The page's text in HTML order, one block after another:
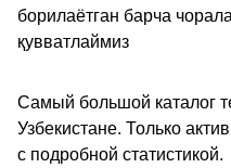
борилаётган барча
қувватлаймиз
Самый большой каталог
Узбекистане. Только
с подробной статистикой.